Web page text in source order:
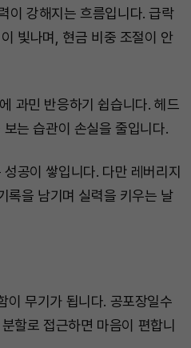
이 강해지는 흐름입니다. 급락
빛나며, 현금 비중 조절이 안
과민 반응하기 쉽습니다. 헤드
는 습관이 손실을 줄입니다.
공이 쌓입니다. 다만 레버리지
록을 남기며 실력을 키우는 날
이 무기가 됩니다. 공포장일수
할로 접근하면 마음이 편합니